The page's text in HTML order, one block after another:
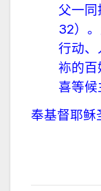
父一
32）
行动、
袮的百
喜等候
奉基督耶稣